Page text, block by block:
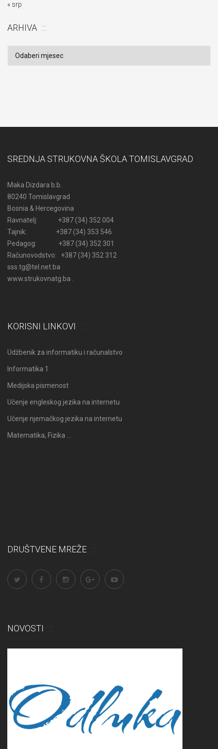
« srp
ARHIVA
Arhiva
SREDNJA STRUKOVNA ŠKOLA TOMISLAVGRAD
Maka Dizdara b.b.
80240 Tomislavgrad
Bosnia & Hercegovina
Ravnatelj: +387 (34) 352 004
Tajnik: +387 (34) 353 546
Pedagog: +387 (34) 352 301
Računovodstvo: +387 (34) 352 312
sss.tg@tel.net.ba
www.strukovnatg.ba .
KORISNI LINKOVI
Udžbenik za informatiku i računalstvo
Informatika 1
Medijska pismenost
Učenje engleskog jezika na internetu
Učenje njemačkog jezika na internetu
Matematika, Fizika …
DRUŠTVENE MREŽE
NOVOSTI